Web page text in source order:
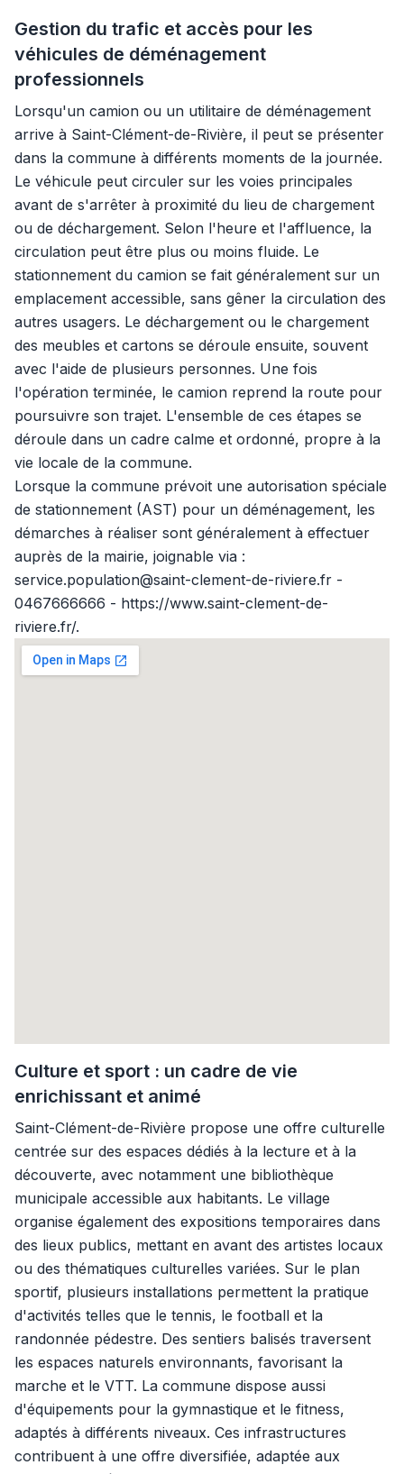
Gestion du trafic et accès pour les
véhicules de déménagement
professionnels
Lorsqu'un camion ou un utilitaire de déménagement
arrive à Saint-Clément-de-Rivière, il peut se présenter
dans la commune à différents moments de la journée.
Le véhicule peut circuler sur les voies principales
avant de s'arrêter à proximité du lieu de chargement
ou de déchargement. Selon l'heure et l'affluence, la
circulation peut être plus ou moins fluide. Le
stationnement du camion se fait généralement sur un
emplacement accessible, sans gêner la circulation des
autres usagers. Le déchargement ou le chargement
des meubles et cartons se déroule ensuite, souvent
avec l'aide de plusieurs personnes. Une fois
l'opération terminée, le camion reprend la route pour
poursuivre son trajet. L'ensemble de ces étapes se
déroule dans un cadre calme et ordonné, propre à la
vie locale de la commune.
Lorsque la commune prévoit une autorisation spéciale
de stationnement (AST) pour un déménagement, les
démarches à réaliser sont généralement à effectuer
auprès de la mairie, joignable via :
service.population@saint-clement-de-riviere.fr -
0467666666 - https://www.saint-clement-de-
riviere.fr/.
Culture et sport : un cadre de vie
enrichissant et animé
Saint-Clément-de-Rivière propose une offre culturelle
centrée sur des espaces dédiés à la lecture et à la
découverte, avec notamment une bibliothèque
municipale accessible aux habitants. Le village
organise également des expositions temporaires dans
des lieux publics, mettant en avant des artistes locaux
ou des thématiques culturelles variées. Sur le plan
sportif, plusieurs installations permettent la pratique
d'activités telles que le tennis, le football et la
randonnée pédestre. Des sentiers balisés traversent
les espaces naturels environnants, favorisant la
marche et le VTT. La commune dispose aussi
d'équipements pour la gymnastique et le fitness,
adaptés à différents niveaux. Ces infrastructures
contribuent à une offre diversifiée, adaptée aux